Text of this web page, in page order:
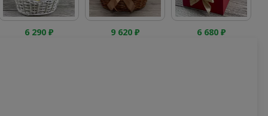
6 290 ₽ 9 620 ₽ 6 680 ₽